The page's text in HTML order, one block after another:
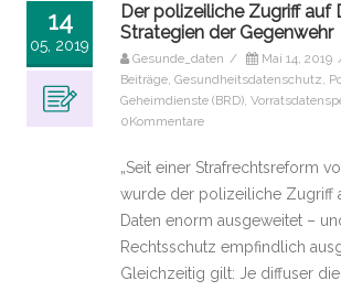
14
05, 2019
Der polizeiliche Zugriff auf
Strategien der Gegenwehr
Gesunde_daten / Mai 14, 2019
Beiträge, Gesundheitsdatenschutz,
Geheimdienste (BRD),
0Kommentare
„Seit einer Strafrechtsreform
wurde der polizeiliche Zugriff
Daten enorm ausgeweitet –
Rechtsschutz empfindlich
Gleichzeitig gilt: Je diffuser die